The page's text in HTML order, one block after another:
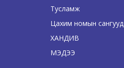
Тусламж
Цахим номын сангууд
ХАНДИВ
МЭДЭЭ